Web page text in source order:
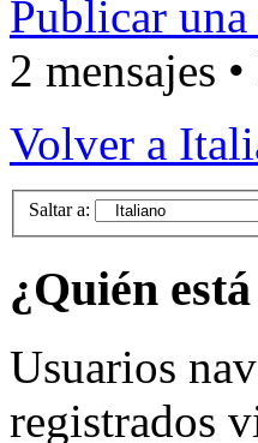
Publicar una
2 mensajes
Volver a
Saltar a:
¿Quién
Usuarios
registrados